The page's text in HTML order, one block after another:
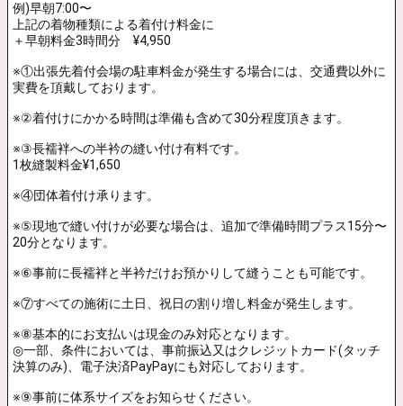
例)早朝7:00〜
上記の着物種類による着付け料金に
＋早朝料金3時間分 ¥4,950
※①出張先着付会場の駐車料金が発生する場合には、交通費以外に
実費を頂戴しております。
※②着付けにかかる時間は準備も含めて30分程度頂きます。
※③長襦袢への半衿の縫い付け有料です。
1枚縫製料金¥1,650
※④団体着付け承ります。
※⑤現地で縫い付けが必要な場合は、追加で準備時間プラス15分〜
20分となります。
※⑥事前に長襦袢と半衿だけお預かりして縫うことも可能です。
※⑦すべての施術に土日、祝日の割り増し料金が発生します。
※⑧基本的にお支払いは現金のみ対応となります。
◎一部、条件においては、事前振込又はクレジットカード(タッチ
決算のみ)、電子決済PayPayにも対応しております。
※⑨事前に体系サイズをお知らせください。